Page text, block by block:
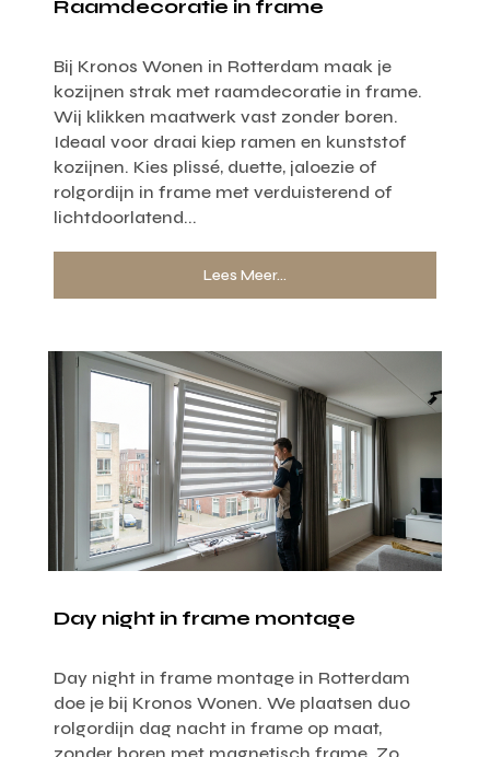
Raamdecoratie in frame
Bij Kronos Wonen in Rotterdam maak je
kozijnen strak met raamdecoratie in frame.
Wij klikken maatwerk vast zonder boren.
Ideaal voor draai kiep ramen en kunststof
kozijnen. Kies plissé, duette, jaloezie of
rolgordijn in frame met verduisterend of
lichtdoorlatend...
Lees Meer...
Day night in frame montage
Day night in frame montage in Rotterdam
doe je bij Kronos Wonen. We plaatsen duo
rolgordijn dag nacht in frame op maat,